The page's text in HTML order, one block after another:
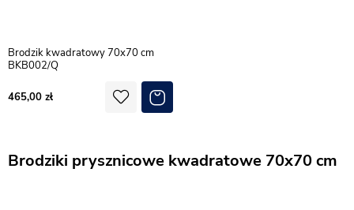
Brodziki prysznicowe kwadratowe 70x70 cm
Brodzik kwadratowy 70x70 cm
BKB002/Q
465,00